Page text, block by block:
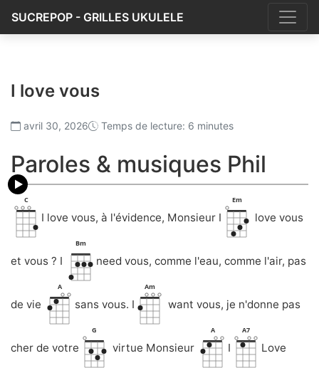
SUCREPOP - GRILLES UKULELE
I love vous
avril 30, 2026 Temps de lecture: 6 minutes
Paroles & musiques Phil
C
I love vous, à l'évidence, Monsieur I
Em
love vous
et vous ? I
Bm
need vous, comme l'eau, comme l'air, pas
de vie
A
sans vous. I
Am
want vous, je n'donne pas
cher de votre
G
virtue Monsieur
A
I
A7
Love